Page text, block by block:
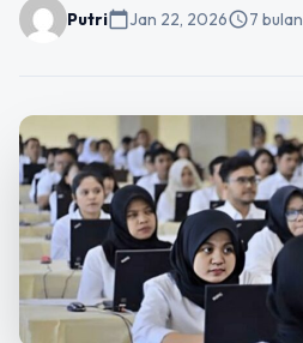
Putricalendar_todayJan 22, 2026schedule7 bulan